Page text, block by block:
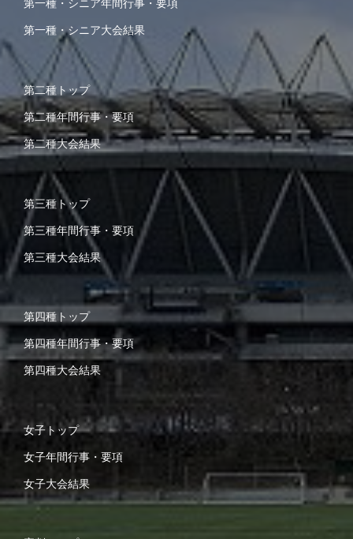
第一種・シニア年間行事・要項
第一種・シニア大会結果
第二種トップ
第二種年間行事・要項
第二種大会結果
第三種トップ
第三種年間行事・要項
第三種大会結果
第四種トップ
第四種年間行事・要項
第四種大会結果
女子トップ
女子年間行事・要項
女子大会結果